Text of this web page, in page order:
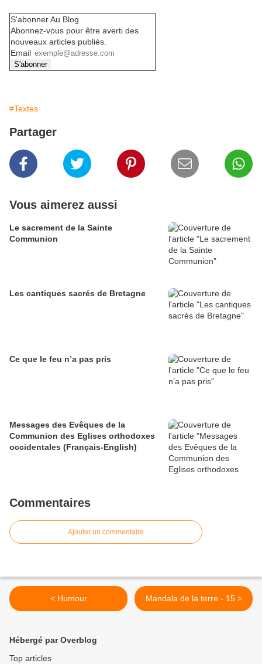
S'abonner Au Blog
Abonnez-vous pour être averti des
nouveaux articles publiés.
Email
#Textes
Partager
Vous aimerez aussi
Le sacrement de la Sainte
Communion
Les cantiques sacrés de Bretagne
Ce que le feu n’a pas pris
Messages des Evêques de la
Communion des Eglises orthodoxes
occidentales (Français-English)
Commentaires
Ajouter un commentaire
< Humour Mandala de la terre - 15 >
Hébergé par Overblog
Top articles